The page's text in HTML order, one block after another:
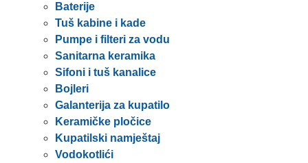
Baterije
Tuš kabine i kade
Pumpe i filteri za vodu
Sanitarna keramika
Sifoni i tuš kanalice
Bojleri
Galanterija za kupatilo
Keramičke pločice
Kupatilski namještaj
Vodokotlići